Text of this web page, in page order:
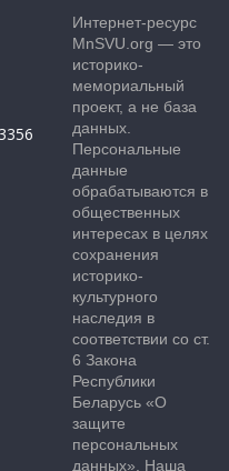
Интернет-ресурс
MnSVU.org — это
историко-
мемориальный
проект, а не база
данных.
Персональные
данные
обрабатываются в
общественных
интересах в целях
сохранения
историко-
культурного
наследия в
соответствии со ст.
6 Закона
Республики
Беларусь «О
защите
персональных
данных». Наша